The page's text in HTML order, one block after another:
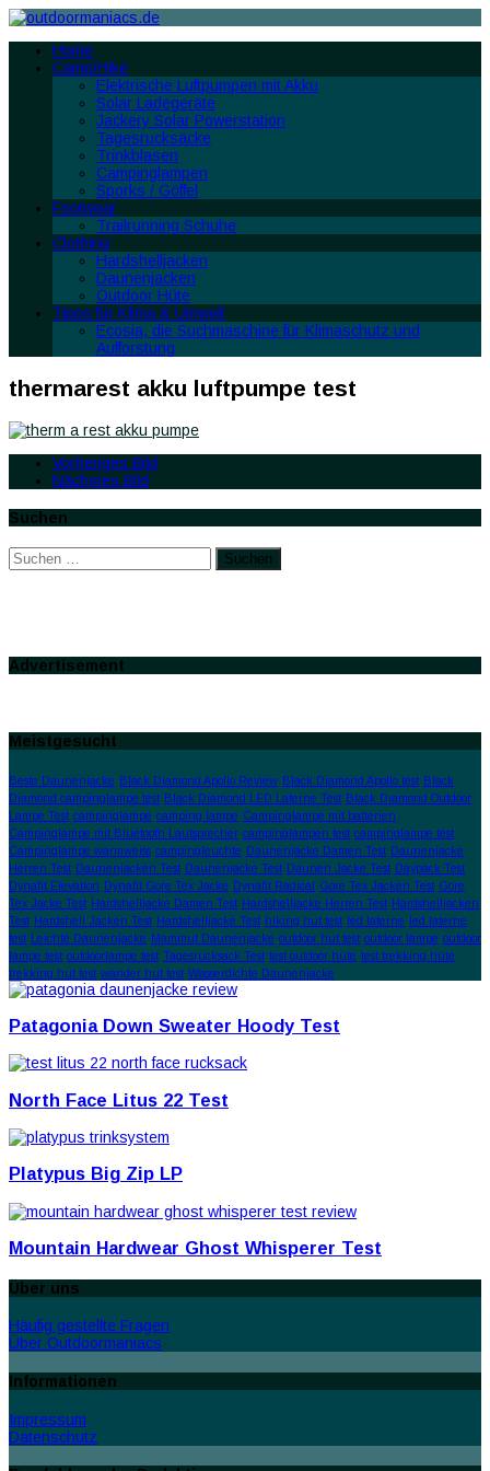
Home
Camp/Hike
Elektrische Luftpumpen mit Akku
Solar Ladegeräte
Jackery Solar Powerstation
Tagesrucksäcke
Trinkblasen
Campinglampen
Sporks / Göffel
Footwear
Trailrunning Schuhe
Clothing
Hardshelljacken
Daunenjacken
Outdoor Hüte
Tipps für Klima & Umwelt
Ecosia, die Suchmaschine für Klimaschutz und
Aufforstung
thermarest akku luftpumpe test
Vorheriges Bild
Nächstes Bild
Suchen
Suchen
nach:
Advertisement
Meistgesucht
Beste Daunenjacke Black Diamond Apollo Review Black Diamond Apollo test Black
Diamond campinglampe test Black Diamond LED Laterne Test Black Diamond Outdoor
Lampe Test campinglampe camping lampe Campinglampe mit batterien
Campinglampe mit Bluetooth Lautsprecher campinglampen test campinglampe test
Campinglampe warmweiss campingleuchte Daunenjacke Damen Test Daunenjacke
Herren Test Daunenjacken Test Daunenjacke Test Daunen Jacke Test Daypack Test
Dynafit Elevation Dynafit Gore Tex Jacke Dynafit Radical Gore Tex Jacken Test Gore
Tex Jacke Test Hardshelljacke Damen Test Hardshelljacke Herren Test Hardshelljacken
Test Hardshell Jacken Test Hardshelljacke Test hiking hut test led laterne led laterne
test Leichte Daunenjacke Mammut Daunenjacke outdoor hut test outdoor lampe outdoor
lampe test outdoorlampe test Tagesrucksack Test test outdoor hüte test trekking hüte
trekking hut test wander hut test Wasserdichte Daunenjacke
Patagonia Down Sweater Hoody Test
North Face Litus 22 Test
Platypus Big Zip LP
Mountain Hardwear Ghost Whisperer Test
Über uns
Häufig gestellte Fragen
Über Outdoormaniacs
Informationen
Impressum
Datenschutz